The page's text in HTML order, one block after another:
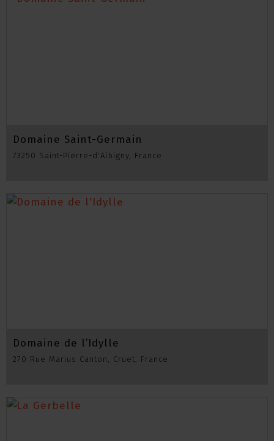
Domaine Saint-Germain
73250 Saint-Pierre-d'Albigny, France
Domaine de l’Idylle
270 Rue Marius Canton, Cruet, France